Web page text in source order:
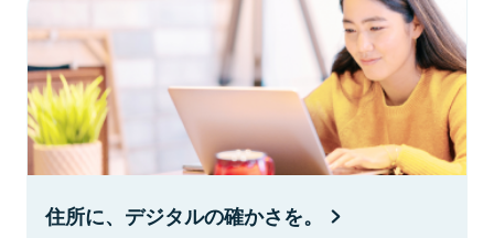
住所に、デジタルの確かさを。